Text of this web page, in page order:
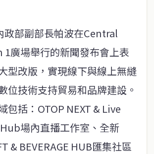
政部副部長帕波在Central
廣場舉行的新聞發布會上表
型改版，實現線下與線上無縫
位技術支持貿易和品牌建設。
包括：OTOP NEXT & Live
場內直播工作室、全新
& BEVERAGE HUB匯集社區